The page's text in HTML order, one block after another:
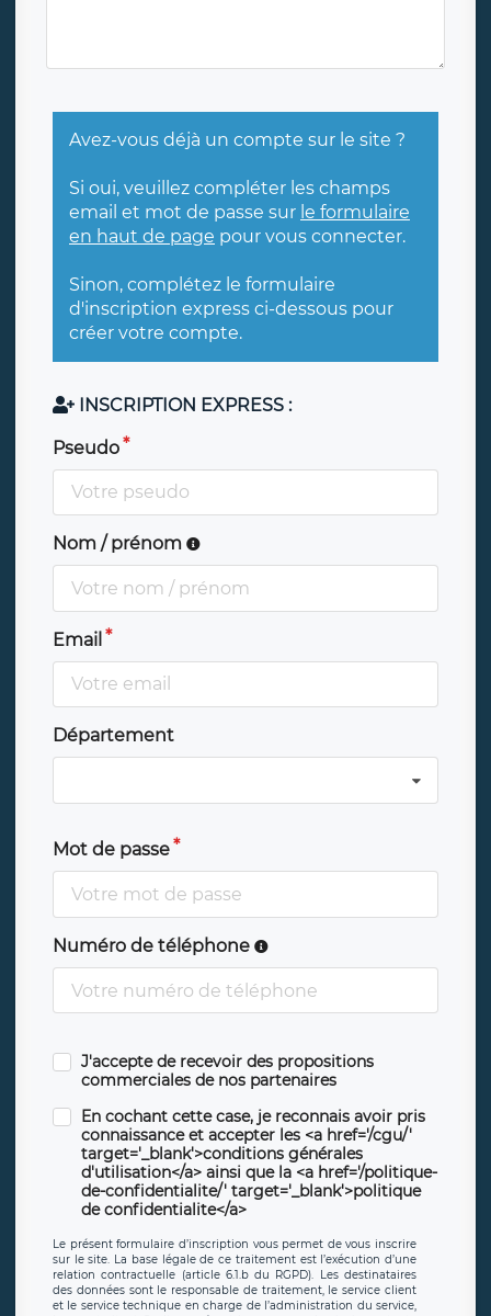
Avez-vous déjà un compte sur le site ?
Si oui, veuillez compléter les champs
email et mot de passe sur le formulaire
en haut de page pour vous connecter.
Sinon, complétez le formulaire
d'inscription express ci-dessous pour
créer votre compte.
INSCRIPTION EXPRESS :
Pseudo
Nom / prénom
Email
Département
Mot de passe
Numéro de téléphone
J'accepte de recevoir des propositions
commerciales de nos partenaires
En cochant cette case, je reconnais avoir pris
connaissance et accepter les <a href='/cgu/'
target='_blank'>conditions générales
d'utilisation</a> ainsi que la <a href='/politique-
de-confidentialite/' target='_blank'>politique
de confidentialite</a>
Le présent formulaire d’inscription vous permet de vous inscrire
sur le site. La base légale de ce traitement est l’exécution d’une
relation contractuelle (article 6.1.b du RGPD). Les destinataires
des données sont le responsable de traitement, le service client
et le service technique en charge de l’administration du service,